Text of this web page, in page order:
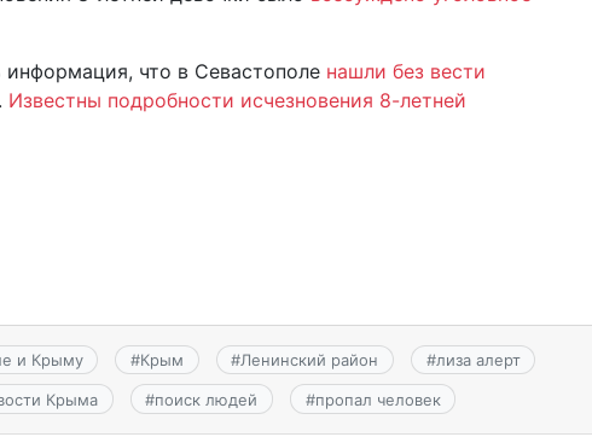
информация, что в Севастополе нашли без вести
Известны подробности исчезновения 8-летней
и Крыму #Крым #Ленинский район #лиза алерт
Крыма #поиск людей #пропал человек